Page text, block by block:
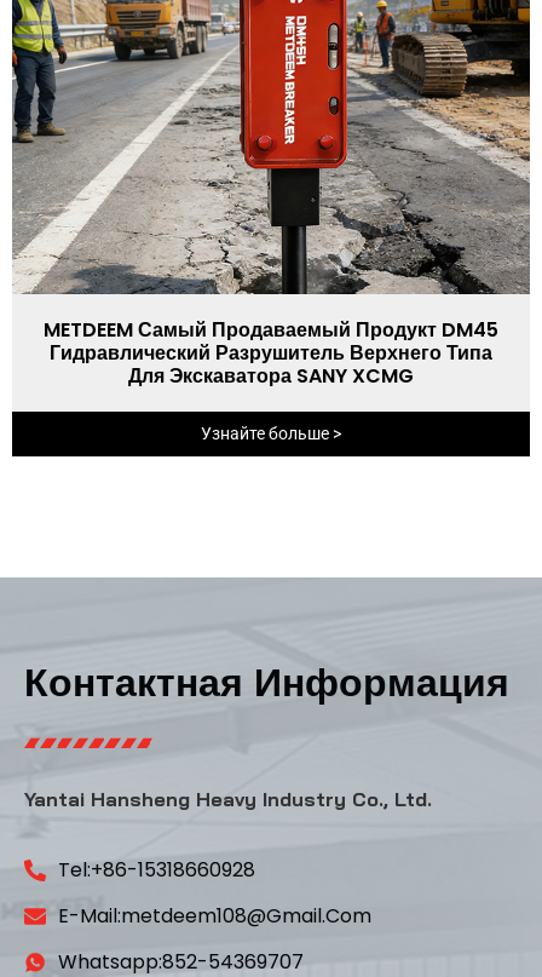
METDEEM Самый Продаваемый Продукт DM45
Гидравлический Разрушитель Верхнего Типа
Для Экскаватора SANY XCMG
Узнайте больше >
Контактная Информация
Yantai Hansheng Heavy Industry Co., Ltd.
Tel:+86-15318660928
E-Mail:metdeem108@gmail.com
Whatsapp:852-54369707